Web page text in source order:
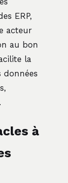
ERP,
acteur
au bon
la
données
à